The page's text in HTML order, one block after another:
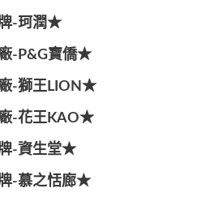
-珂潤★
-P&G寶僑★
-獅王LION★
-花王KAO★
-資生堂★
-慕之恬廊★